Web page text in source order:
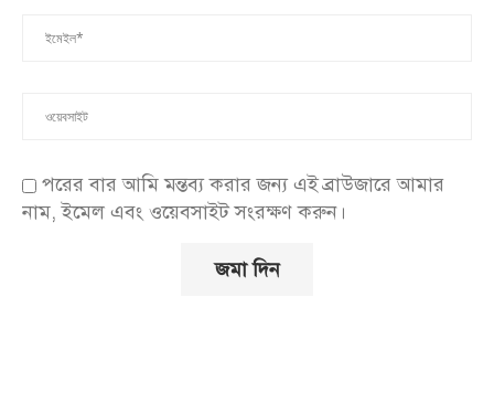
পরের বার আমি মন্তব্য করার জন্য এই ব্রাউজারে আমার
নাম, ইমেল এবং ওয়েবসাইট সংরক্ষণ করুন।